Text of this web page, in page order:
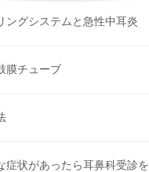
ングシステムと急性中耳炎
膜チューブ
症状があったら耳鼻科受診を